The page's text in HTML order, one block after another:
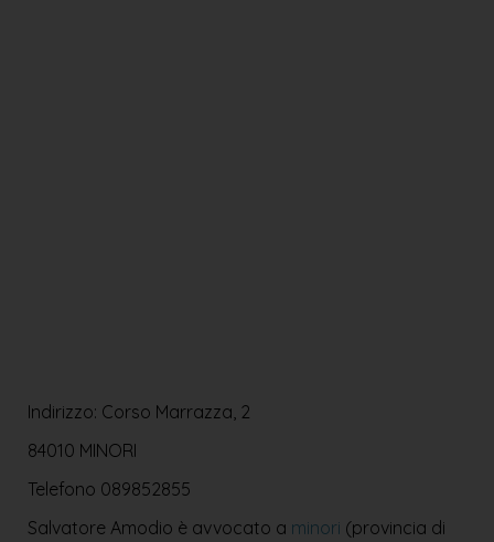
Indirizzo: Corso Marrazza, 2
84010 MINORI
Telefono 089852855
Salvatore Amodio è avvocato a minori (provincia di